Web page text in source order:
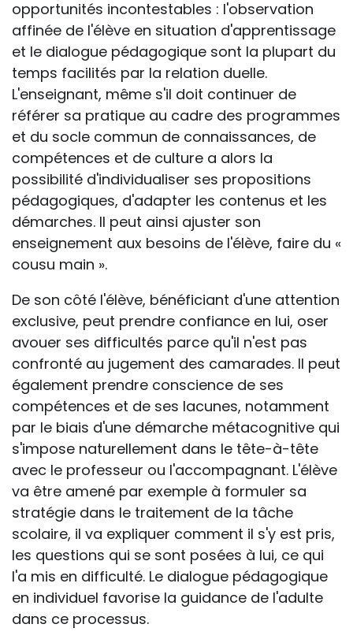
opportunités incontestables : l'observation
affinée de l'élève en situation d'apprentissage
et le dialogue pédagogique sont la plupart du
temps facilités par la relation duelle.
L'enseignant, même s'il doit continuer de
référer sa pratique au cadre des programmes
et du socle commun de connaissances, de
compétences et de culture a alors la
possibilité d'individualiser ses propositions
pédagogiques, d'adapter les contenus et les
démarches. Il peut ainsi ajuster son
enseignement aux besoins de l'élève, faire du «
cousu main ».
De son côté l'élève, bénéficiant d'une attention
exclusive, peut prendre confiance en lui, oser
avouer ses difficultés parce qu'il n'est pas
confronté au jugement des camarades. Il peut
également prendre conscience de ses
compétences et de ses lacunes, notamment
par le biais d'une démarche métacognitive qui
s'impose naturellement dans le tête-à-tête
avec le professeur ou l'accompagnant. L'élève
va être amené par exemple à formuler sa
stratégie dans le traitement de la tâche
scolaire, il va expliquer comment il s'y est pris,
les questions qui se sont posées à lui, ce qui
l'a mis en difficulté. Le dialogue pédagogique
en individuel favorise la guidance de l'adulte
dans ce processus.